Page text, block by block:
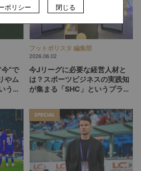
今”で
やム
うフ
フットボリスタ 編集部
2026.06.02
今Jリーグに必要な経営人材と
は？スポーツビジネスの実践知
が集まる「SHC」というプラッ
SPECIAL
ポリシー 閉じる